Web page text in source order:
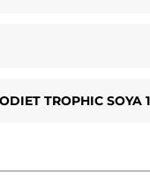
TROPHIC SOYA